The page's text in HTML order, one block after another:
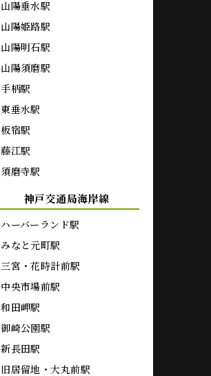
山陽垂水駅
山陽姫路駅
山陽明石駅
山陽須磨駅
手柄駅
東垂水駅
板宿駅
藤江駅
須磨寺駅
神戸交通局海岸線
ハーバーランド駅
みなと元町駅
三宮・花時計前駅
中央市場前駅
和田岬駅
御崎公園駅
新長田駅
旧居留地・大丸前駅